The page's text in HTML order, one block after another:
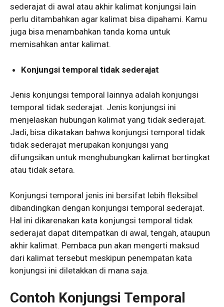
sederajat di awal atau akhir kalimat konjungsi lain
perlu ditambahkan agar kalimat bisa dipahami. Kamu
juga bisa menambahkan tanda koma untuk
memisahkan antar kalimat.
Konjungsi temporal tidak sederajat
Jenis konjungsi temporal lainnya adalah konjungsi
temporal tidak sederajat. Jenis konjungsi ini
menjelaskan hubungan kalimat yang tidak sederajat.
Jadi, bisa dikatakan bahwa konjungsi temporal tidak
tidak sederajat merupakan konjungsi yang
difungsikan untuk menghubungkan kalimat bertingkat
atau tidak setara.
Konjungsi temporal jenis ini bersifat lebih fleksibel
dibandingkan dengan konjungsi temporal sederajat.
Hal ini dikarenakan kata konjungsi temporal tidak
sederajat dapat ditempatkan di awal, tengah, ataupun
akhir kalimat. Pembaca pun akan mengerti maksud
dari kalimat tersebut meskipun penempatan kata
konjungsi ini diletakkan di mana saja.
Contoh Konjungsi Temporal